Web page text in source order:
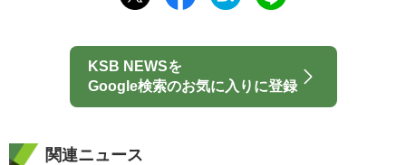
KSB NEWSを
Google検索のお気に入りに登録
関連ニュース